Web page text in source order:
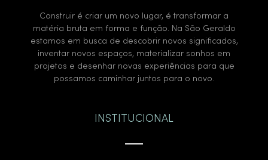
Construir é criar um novo lugar, é transformar a
matéria bruta em forma e função. Na São Geraldo
estamos em busca de descobrir novos significados,
inventar novos espaços, materializar sonhos em
projetos e desenhar novas experiências para que
possamos caminhar juntos para o novo.
INSTITUCIONAL